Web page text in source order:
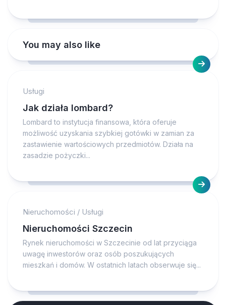
You may also like
Usługi
Jak działa lombard?
Lombard to instytucja finansowa, która oferuje
możliwość uzyskania szybkiej gotówki w zamian za
zastawienie wartościowych przedmiotów. Działa na
zasadzie pożyczki...
Nieruchomości / Usługi
Nieruchomości Szczecin
Rynek nieruchomości w Szczecinie od lat przyciąga
uwagę inwestorów oraz osób poszukujących
mieszkań i domów. W ostatnich latach obserwuje się...